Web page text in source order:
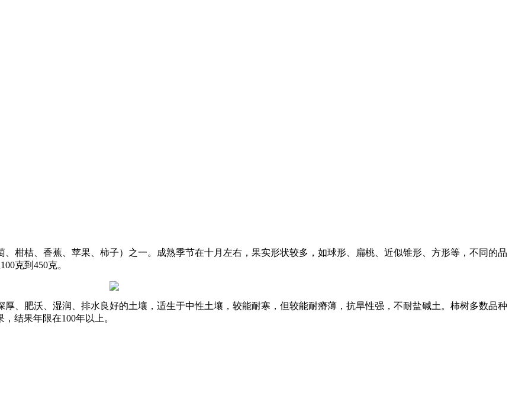
柑桔、香蕉、苹果、柿子）之一。成熟季节在十月左右，果实形状较多，如球形、扁桃、近似锥形、方形等，不同的品
克到450克。
、肥沃、湿润、排水良好的土壤，适生于中性土壤，较能耐寒，但较能耐瘠薄，抗旱性强，不耐盐碱土。柿树多数品种
结果年限在100年以上。